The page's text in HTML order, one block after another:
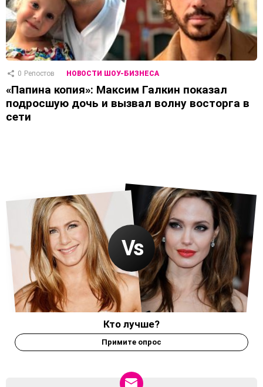
0 Репостов НОВОСТИ ШОУ-БИЗНЕСА
«Папина копия»: Максим Галкин показал
подросшую дочь и вызвал волну восторга в
сети
Кто лучше?
Примите опрос